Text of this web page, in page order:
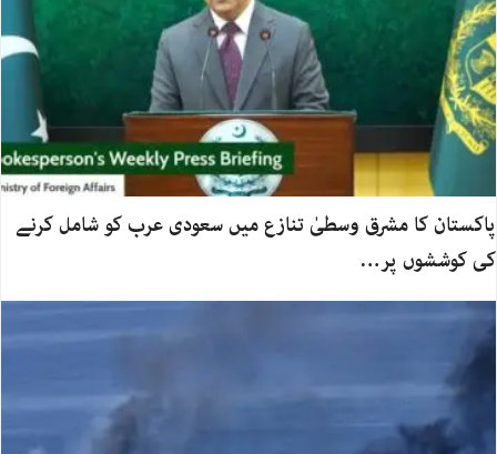
پاکستان کا مشرق وسطیٰ تنازع میں سعودی عرب کو شامل کرنے
کی کوششوں پر…